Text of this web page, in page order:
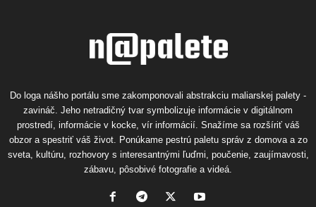
Do loga nášho portálu sme zakomponovali abstrakciu maliarskej palety -
zavináč. Jeho netradičný tvar symbolizuje informácie v digitálnom
prostredí, informácie v kocke, vír informácií. Snažíme sa rozšíriť váš
obzor a spestriť váš život. Ponúkame pestrú paletu správ z domova a zo
sveta, kultúru, rozhovory s interesantnými ľuďmi, poučenie, zaujímavosti,
zábavu, pôsobivé fotografie a videá.